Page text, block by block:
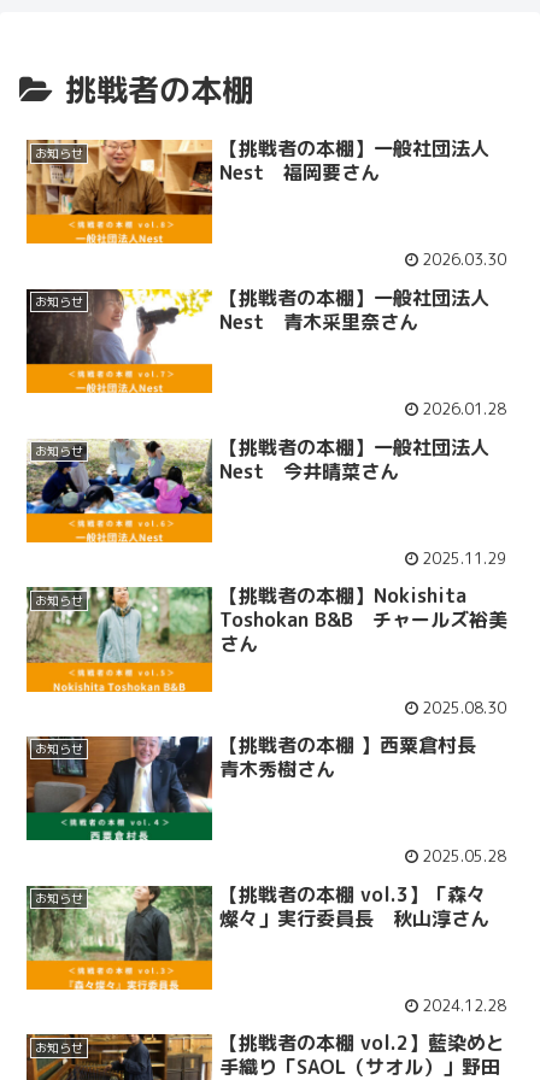
挑戦者の本棚
お知らせ
【挑戦者の本棚】一般社団法人
Nest 福岡要さん
2026.03.30
お知らせ
【挑戦者の本棚】一般社団法人
Nest 青木采里奈さん
2026.01.28
お知らせ
【挑戦者の本棚】一般社団法人
Nest 今井晴菜さん
2025.11.29
お知らせ
【挑戦者の本棚】Nokishita
Toshokan B&B チャールズ裕美
さん
2025.08.30
お知らせ
【挑戦者の本棚 】西粟倉村長
青木秀樹さん
2025.05.28
お知らせ
【挑戦者の本棚 vol.3】「森々
燦々」実行委員長 秋山淳さん
2024.12.28
お知らせ
【挑戦者の本棚 vol.2】藍染めと
手織り「SAOL（サオル）」野田